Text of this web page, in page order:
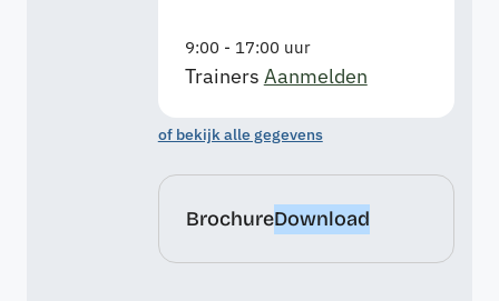
9:00 - 17:00 uur
Trainers Aanmelden
of bekijk alle gegevens
BrochureDownload